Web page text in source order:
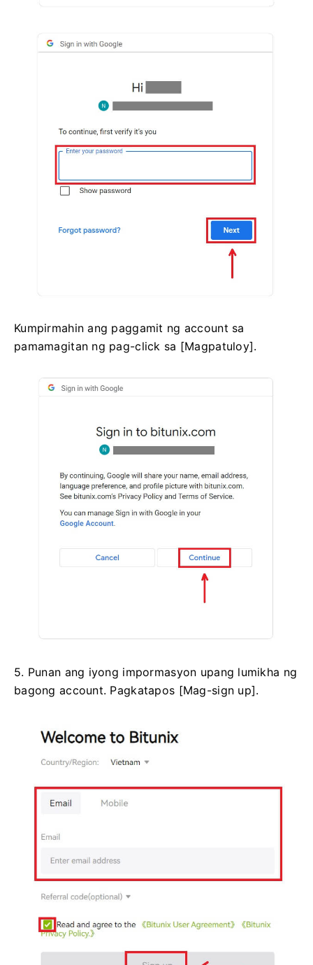
Kumpirmahin ang paggamit ng account sa
pamamagitan ng pag-click sa [Magpatuloy].
5. Punan ang iyong impormasyon upang lumikha ng
bagong account. Pagkatapos [Mag-sign up].